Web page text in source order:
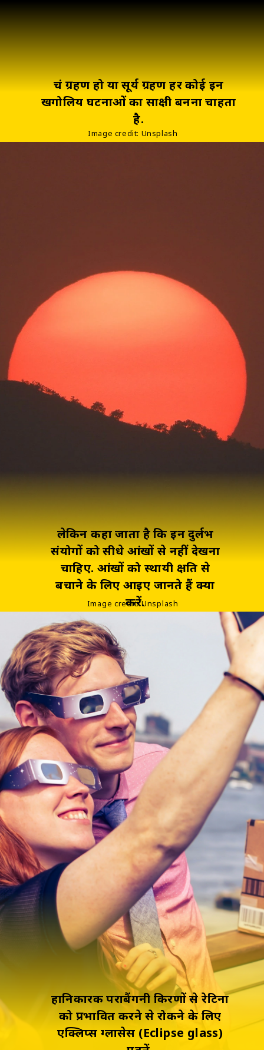
चंद्र ग्रहण हो या सूर्य ग्रहण हर कोई इन
खगोलिय घटनाओं का साक्षी बनना चाहता
है.
Image credit: Unsplash
लेकिन कहा जाता है कि इन दुर्लभ
संयोगों को सीधे आंखों से नहीं देखना
चाहिए. आंखों को स्थायी क्षति से
बचाने के लिए आइए जानते हैं क्‍या
करें.
Image credit: Unsplash
हानिकारक पराबैंगनी किरणों से रेटिना
को प्रभावित करने से रोकने के लिए
एक्लिप्स ग्लासेस (Eclipse glass)